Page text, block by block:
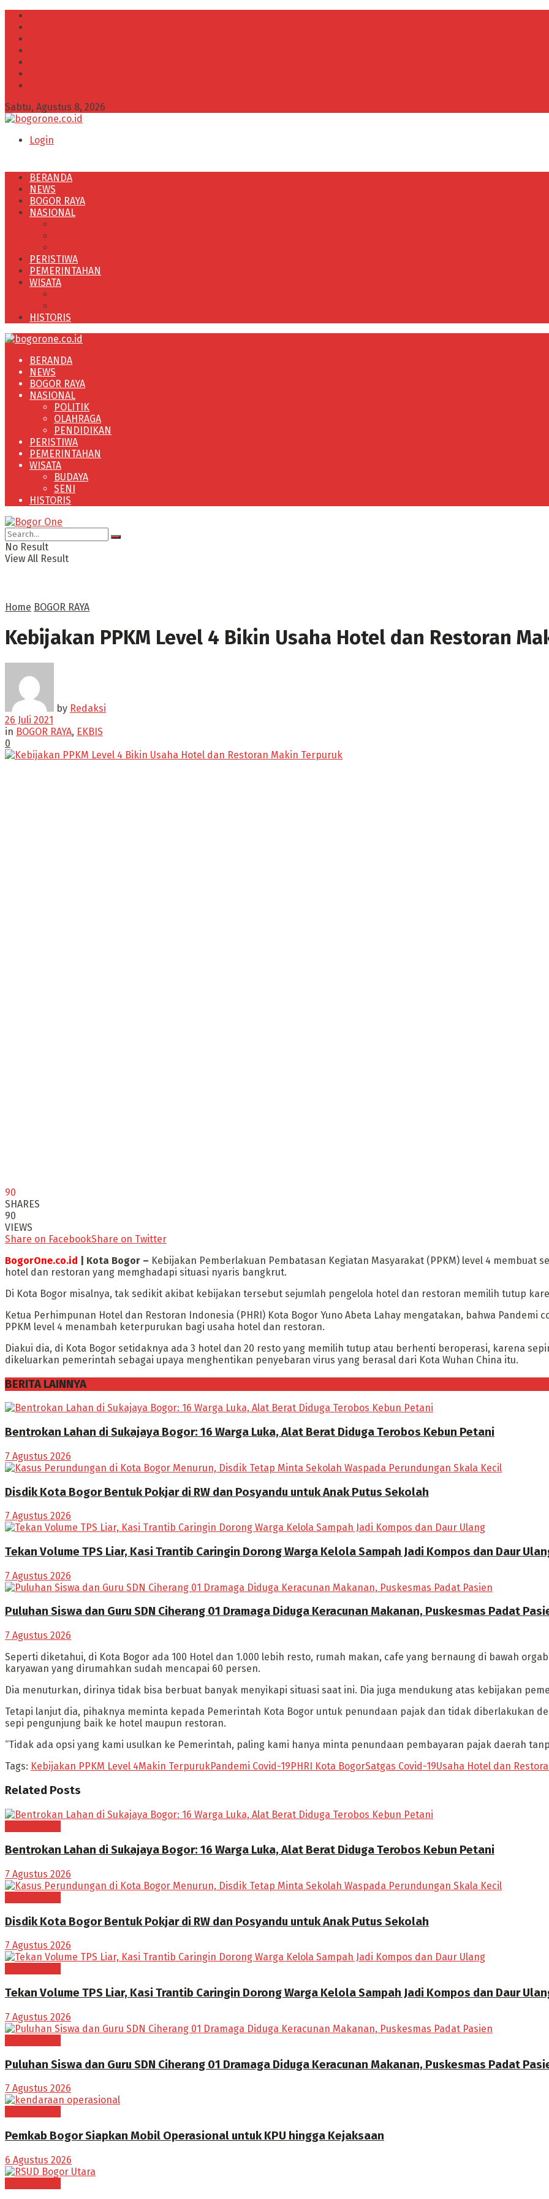
Sabtu, Agustus 8, 2026
Login
BERANDA
NEWS
BOGOR RAYA
NASIONAL
PERISTIWA
PEMERINTAHAN
WISATA
HISTORIS
BERANDA
NEWS
BOGOR RAYA
NASIONAL
POLITIK
OLAHRAGA
PENDIDIKAN
PERISTIWA
PEMERINTAHAN
WISATA
BUDAYA
SENI
HISTORIS
No Result
View All Result
Home BOGOR RAYA
Kebijakan PPKM Level 4 Bikin Usaha Hotel dan Restoran
by Redaksi
26 Juli 2021
in BOGOR RAYA, EKBIS
0
90
SHARES
90
VIEWS
Share on FacebookShare on Twitter
BogorOne.co.id | Kota Bogor – Kebijakan Pemberlakuan Pembatasan Kegiatan Masyarakat (PPKM) level 4
hotel dan restoran yang memghadapi situasi nyaris bangkrut.
Di Kota Bogor misalnya, tak sedikit akibat kebijakan tersebut sejumlah pengelola hotel dan restoran memilih tutup
Ketua Perhimpunan Hotel dan Restoran Indonesia (PHRI) Kota Bogor Yuno Abeta Lahay mengatakan, bahwa
PPKM level 4 menambah keterpurukan bagi usaha hotel dan restoran.
Diakui dia, di Kota Bogor setidaknya ada 3 hotel dan 20 resto yang memilih tutup atau berhenti beroperasi, karena
dikeluarkan pemerintah sebagai upaya menghentikan penyebaran virus yang berasal dari Kota Wuhan China itu.
BERITA LAINNYA
Bentrokan Lahan di Sukajaya Bogor: 16 Warga Luka, Alat Berat Diduga Terobos Kebun Petani
7 Agustus 2026
Disdik Kota Bogor Bentuk Pokjar di RW dan Posyandu untuk Anak Putus Sekolah
7 Agustus 2026
Tekan Volume TPS Liar, Kasi Trantib Caringin Dorong Warga Kelola Sampah Jadi Kompos dan Daur
7 Agustus 2026
Puluhan Siswa dan Guru SDN Ciherang 01 Dramaga Diduga Keracunan Makanan, Puskesmas Padat
7 Agustus 2026
Seperti diketahui, di Kota Bogor ada 100 Hotel dan 1.000 lebih resto, rumah makan, cafe yang bernaung di bawah
karyawan yang dirumahkan sudah mencapai 60 persen.
Dia menuturkan, dirinya tidak bisa berbuat banyak menyikapi situasi saat ini. Dia juga mendukung atas kebijakan
Tetapi lanjut dia, pihaknya meminta kepada Pemerintah Kota Bogor untuk penundaan pajak dan tidak diberlakukan
sepi pengunjung baik ke hotel maupun restoran.
“Tidak ada opsi yang kami usulkan ke Pemerintah, paling kami hanya minta penundaan pembayaran pajak daerah
Tags: Kebijakan PPKM Level 4Makin TerpurukPandemi Covid-19 PHRI Kota BogorSatgas Covid-19Usaha Hotel dan
Related Posts
Bentrokan Lahan di Sukajaya Bogor: 16 Warga Luka, Alat Berat Diduga Terobos Kebun Petani
7 Agustus 2026
Disdik Kota Bogor Bentuk Pokjar di RW dan Posyandu untuk Anak Putus Sekolah
7 Agustus 2026
Tekan Volume TPS Liar, Kasi Trantib Caringin Dorong Warga Kelola Sampah Jadi Kompos dan Daur
7 Agustus 2026
Puluhan Siswa dan Guru SDN Ciherang 01 Dramaga Diduga Keracunan Makanan, Puskesmas Padat
7 Agustus 2026
Pemkab Bogor Siapkan Mobil Operasional untuk KPU hingga Kejaksaan
6 Agustus 2026